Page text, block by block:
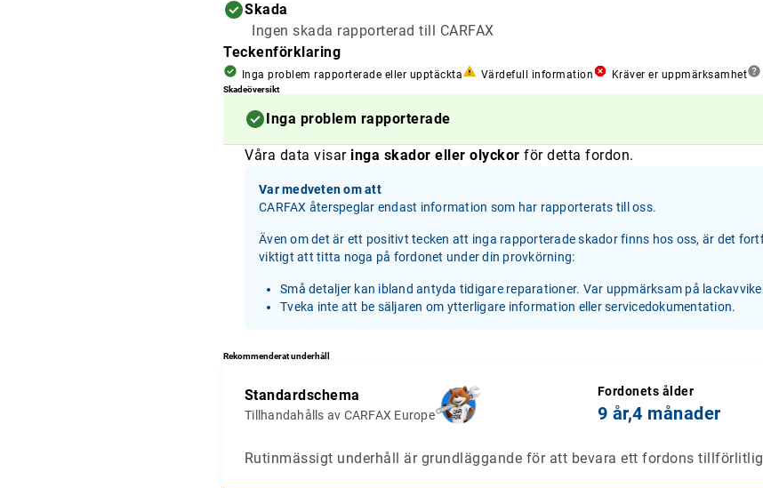
Skada
Ingen skada rapporterad till CARFAX
Teckenförklaring
Inga problem rapporterade eller upptäckta Värdefull information Kräver er uppmärksamhet
Skadeöversikt
Inga problem rapporterade
Våra data visar inga skador eller olyckor för detta fordon.
Var medveten om att
CARFAX återspeglar endast information som har rapporterats till oss.
Även om det är ett positivt tecken att inga rapporterade skador finns hos oss, är det
viktigt att titta noga på fordonet under din provkörning:
Små detaljer kan ibland antyda tidigare reparationer. Var uppmärksam på
Tveka inte att be säljaren om ytterligare information eller servicedokumentation.
Rekommenderat underhåll
Standardschema
Tillhandahålls av CARFAX Europe
Fordonets ålder
9 år,4 månader
Rutinmässigt underhåll är grundläggande för att bevara ett fordons